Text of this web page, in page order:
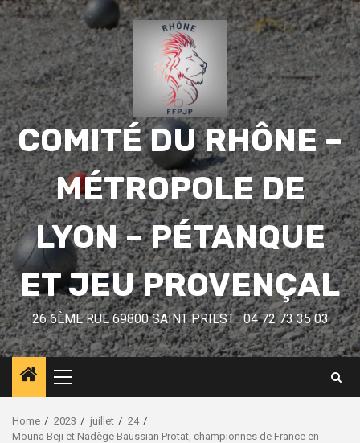
COMITÉ DU RHÔNE –
MÉTROPOLE DE
LYON – PÉTANQUE
ET JEU PROVENÇAL
26 6ÈME RUE 69800 SAINT PRIEST . 04 72 73 35 03
Home 2023 juillet
24
Mouna Beji et Nadège Baussian Protat, championnes de France en